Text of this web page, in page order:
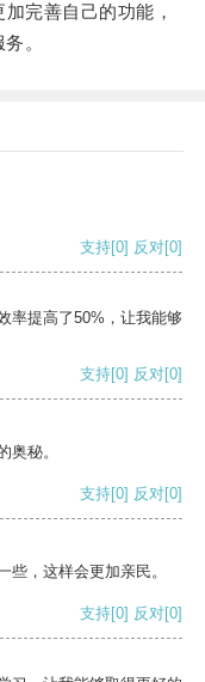
完善自己的功能，
。
支持[0] 反对[0]
率提高了50%，让我能够
支持[0] 反对[0]
奥秘。
支持[0] 反对[0]
，这样会更加亲民。
支持[0] 反对[0]